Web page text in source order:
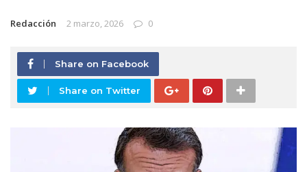
Redacción 2 marzo, 2026 0
Share on Facebook
Share on Twitter